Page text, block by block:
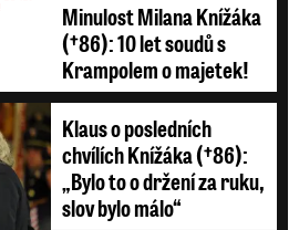
Minulost Milana Knížáka
(†86): 10 let soudů s
Krampolem o majetek!
Klaus o posledních
chvílích Knížáka (†86):
„Bylo to o držení za ruku,
slov bylo málo“